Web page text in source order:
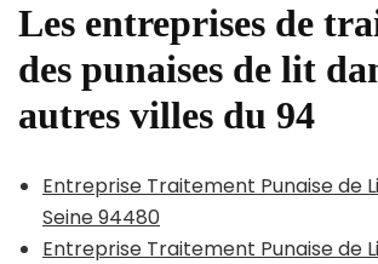
Les entreprises de
des punaises de lit
autres villes du 94
Entreprise Traitement Punaise de
Seine 94480
Entreprise Traitement Punaise de